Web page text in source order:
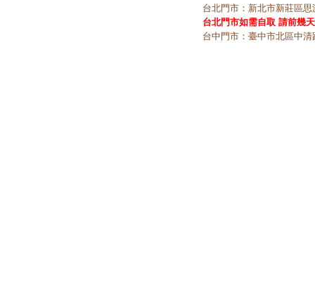
台北門市：新北市新莊區思
台北門市如需自取 請前幾
台中門市：臺中市北區中